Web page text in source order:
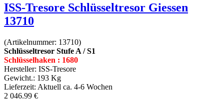
ISS-Tresore Schlüsseltresor Giessen
13710
(Artikelnummer: 13710)
Schlüsseltresor Stufe A / S1
Schlüsselhaken : 1680
Hersteller: ISS-Tresore
Gewicht.: 193 Kg
Lieferzeit: Aktuell ca. 4-6 Wochen
2 046.99 €